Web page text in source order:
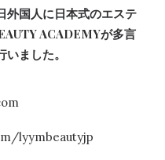
外国人に日本式のエステ
ACADEMYが多言
ました。
lyymbeautyjp